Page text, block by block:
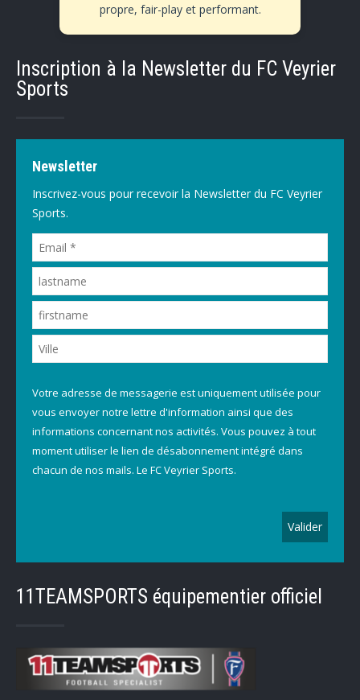
propre, fair-play et performant.
Inscription à la Newsletter du FC Veyrier
Sports
Newsletter
Inscrivez-vous pour recevoir la Newsletter du FC Veyrier
Sports.
Votre adresse de messagerie est uniquement utilisée pour
vous envoyer notre lettre d'information ainsi que des
informations concernant nos activités. Vous pouvez à tout
moment utiliser le lien de désabonnement intégré dans
chacun de nos mails. Le FC Veyrier Sports.
11TEAMSPORTS équipementier officiel